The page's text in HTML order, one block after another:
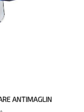
ANTIMAGLIN